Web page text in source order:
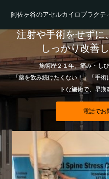
阿佐ヶ谷のアセルカイロプラクテ